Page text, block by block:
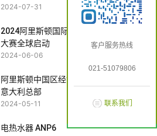
客户服务热线
021-51079806
联系我们
2024-07-31
2024阿里斯顿国际室内设计
大赛全球启动
2024-06-06
阿里斯顿中国区经销商探访
意大利总部
2024-05-11
电热水器 ANP6